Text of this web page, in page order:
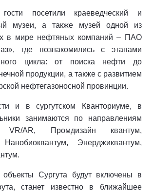
посетили краеведческий и
музеи, а также музей одной из
в мире нефтяных компаний – ПАО
где познакомились с этапами
цикла: от поиска нефти до
продукции, а также с развитием
нефтегазоносной провинции.
и в сургутском Кванториуме, в
занимаются по направлениям
VR/AR, Промдизайн квантум,
Нанобиоквантум, Энерджиквантум,
Сургута будут включены в
станет известно в ближайшее